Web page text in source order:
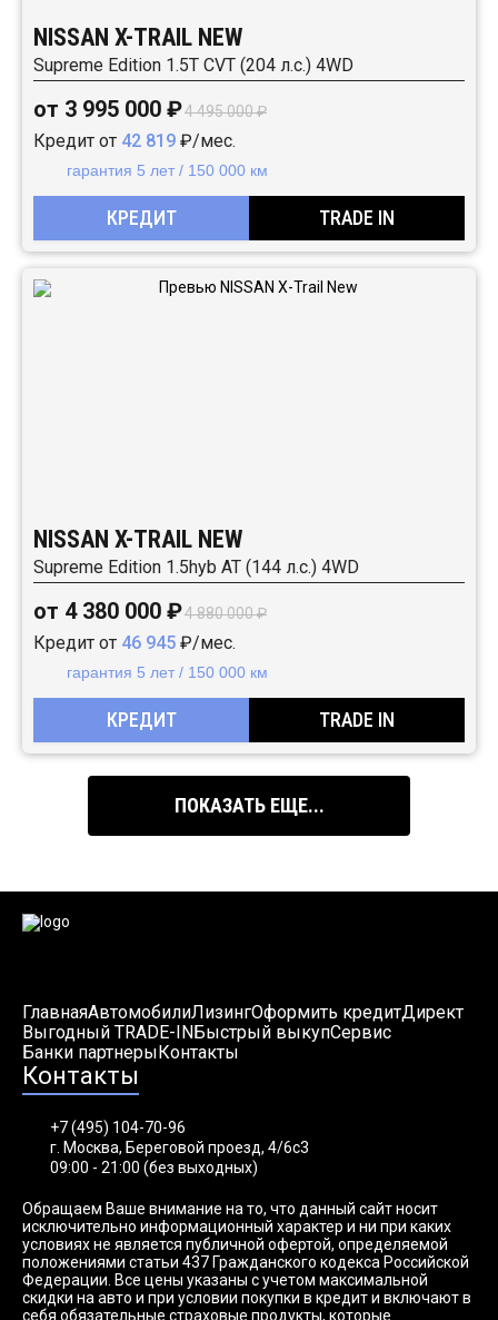
NISSAN X-TRAIL NEW
Supreme Edition 1.5T CVT (204 л.с.) 4WD
от 3 995 000 ₽4 495 000 ₽
Кредит от 42 819 ₽/мес.
гарантия 5 лет / 150 000 км
КРЕДИТ TRADE IN
NISSAN X-TRAIL NEW
Supreme Edition 1.5hyb AT (144 л.с.) 4WD
от 4 380 000 ₽4 880 000 ₽
Кредит от 46 945 ₽/мес.
гарантия 5 лет / 150 000 км
КРЕДИТ TRADE IN
ПОКАЗАТЬ ЕЩЕ...
ГлавнаяАвтомобилиЛизингОформить кредитДирект
Выгодный TRADE-INБыстрый выкупСервис
Банки партнерыКонтакты
Контакты
+7 (495) 104-70-96
г. Москва, Береговой проезд, 4/6с3
09:00 - 21:00 (без выходных)
Обращаем Ваше внимание на то, что данный сайт носит
исключительно информационный характер и ни при каких
условиях не является публичной офертой, определяемой
положениями статьи 437 Гражданского кодекса Российской
Федерации. Все цены указаны с учетом максимальной
скидки на авто и при условии покупки в кредит и включают в
себя обязательные страховые продукты, которые